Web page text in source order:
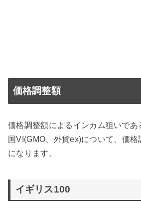
価格調整額
価格調整額によるインカム狙いであ
国VI(GMO、外貨ex)について、価
になります。
イギリス100